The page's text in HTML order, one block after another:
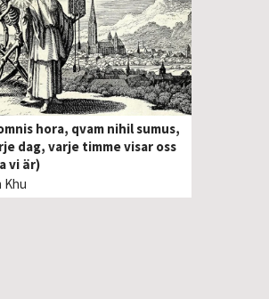
hora, qvam nihil sumus,
dag, varje timme visar oss
vi är)
Khu